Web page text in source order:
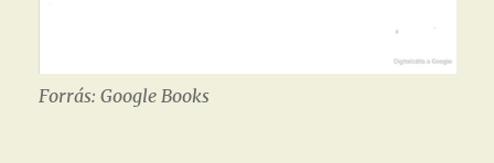
Forrás: Google Books